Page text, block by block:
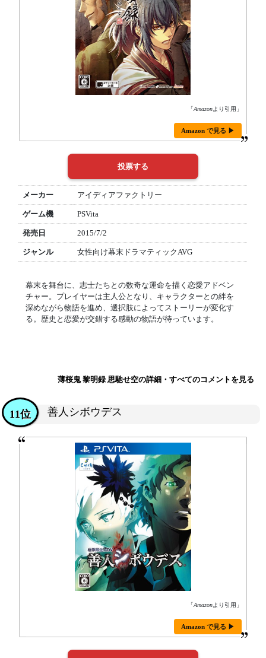
「Amazonより引用」
Amazon で見る ▶
メーカー アイディアファクトリー
ゲーム機 PSVita
発売日 2015/7/2
ジャンル 女性向け幕末ドラマティックAVG
幕末を舞台に、志士たちとの数奇な運命を描く恋愛アドベン
チャー。プレイヤーは主人公となり、キャラクターとの絆を
深めながら物語を進め、選択肢によってストーリーが変化す
る。歴史と恋愛が交錯する感動の物語が待っています。
薄桜鬼 黎明録 思馳せ空の詳細・すべてのコメントを見る
善人シボウデス
11位
「Amazonより引用」
Amazon で見る ▶